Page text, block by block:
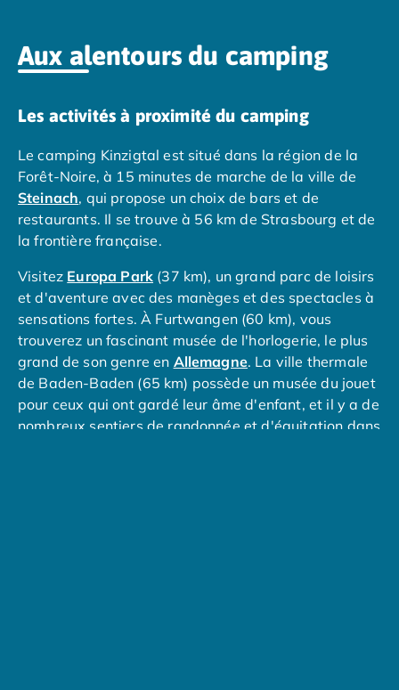
Camping Saint-Cyprien
Camping Limousin
Camping Lorraine
Camping Midi-Pyrénées
Camping Aveyron
Camping Millau
Camping Nant
Camping Saint-Amans-des-Cots
Camping Lot
Camping Lot-et-Garonne
Camping Tarn
Camping Nord-Pas-de-Calais
Camping Pas-de-Calais
Camping Berck
Camping Boulogne-sur-Mer
Camping Le Portel
Aux alentours du camping
Les activités à proximité du camping
Le camping Kinzigtal est situé dans la région de la
Forêt-Noire, à 15 minutes de marche de la ville de
Steinach, qui propose un choix de bars et de
restaurants. Il se trouve à 56 km de Strasbourg et de
la frontière française.
Visitez Europa Park (37 km), un grand parc de loisirs
et d'aventure avec des manèges et des spectacles à
sensations fortes. À Furtwangen (60 km), vous
trouverez un fascinant musée de l'horlogerie, le plus
grand de son genre en Allemagne. La ville thermale
de Baden-Baden (65 km) possède un musée du jouet
pour ceux qui ont gardé leur âme d'enfant, et il y a de
nombreux sentiers de randonnée et d'équitation dans